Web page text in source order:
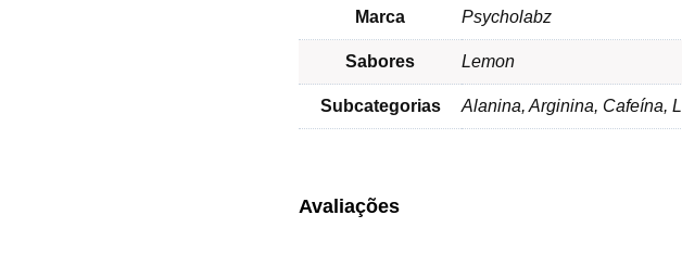
Marca Psycholabz
Sabores Lemon
Subcategorias Alanina, Arginina, Cafeína,
Avaliações